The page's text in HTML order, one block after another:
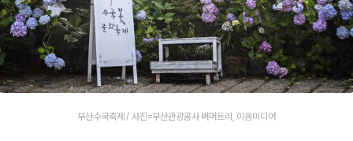
부산수국축제 / 사진=부산관광공사 써머트리, 이음미디어